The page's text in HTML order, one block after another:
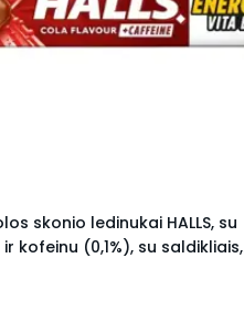
skonio ledinukai HALLS, su
kofeinu (0,1%), su saldikliais,